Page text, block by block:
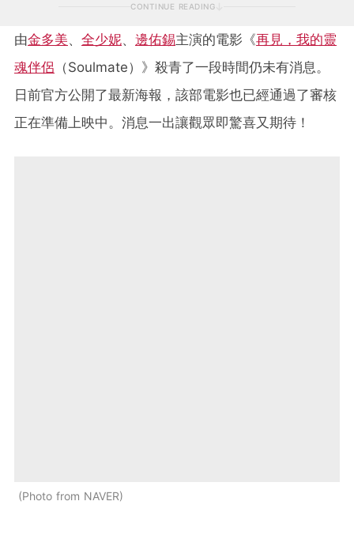
CONTINUE READING
由金多美、 全少妮、 邊佑錫主演的電影《再見，我的靈
魂伴侶 （Soulmate）》殺青了一段時間仍未有消息。
日前官方公開了最新海報，該部電影也已經通過了審核
正在準備上映中。消息一出讓觀眾即驚喜又期待！
Photo from NAVER